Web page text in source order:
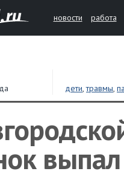
новости работа
дети,травмы,